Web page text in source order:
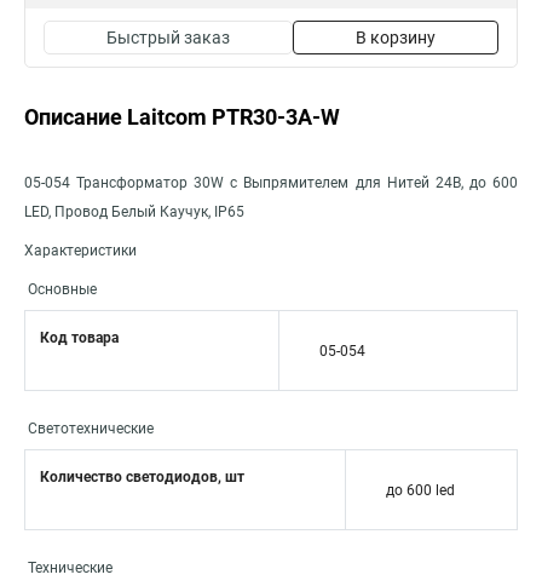
Быстрый заказ В корзину
Описание Laitcom PTR30-3A-W
05-054 Трансформатор 30W с Выпрямителем для Нитей 24В, до 600
LED, Провод Белый Каучук, IP65
Характеристики
Основные
Код товара
05-054
Светотехнические
Количество светодиодов, шт
до 600 led
Технические